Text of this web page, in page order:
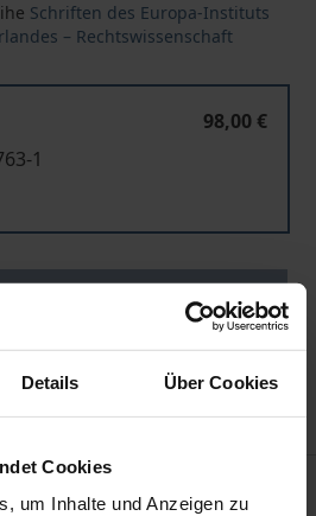
Details Über Cookies
Cookies
um Inhalte und Anzeigen zu
Schriften des Europa-Instituts
– Rechtswissenschaft
98,00 €
1